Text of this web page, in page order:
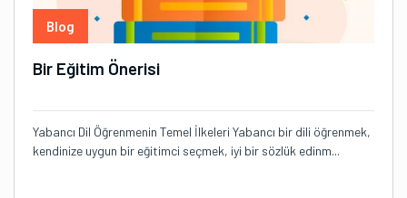
Blog
Bir Eğitim Önerisi
Yabancı Dil Öğrenmenin Temel İlkeleri Yabancı bir dili öğrenmek,
kendinize uygun bir eğitimci seçmek, iyi bir sözlük edinm...